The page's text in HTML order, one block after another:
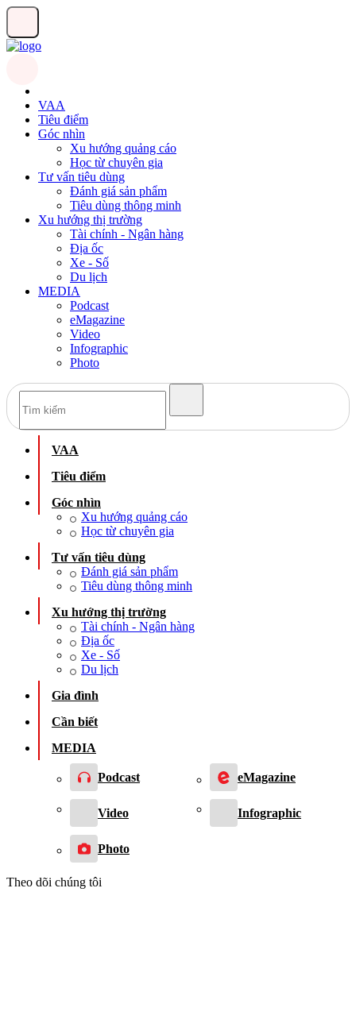
VAA
Tiêu điểm
Góc nhìn
Xu hướng quảng cáo
Học từ chuyên gia
Tư vấn tiêu dùng
Đánh giá sản phẩm
Tiêu dùng thông minh
Xu hướng thị trường
Tài chính - Ngân hàng
Địa ốc
Xe - Số
Du lịch
MEDIA
Podcast
eMagazine
Video
Infographic
Photo
VAA
Tiêu điểm
Góc nhìn
Xu hướng quảng cáo
Học từ chuyên gia
Tư vấn tiêu dùng
Đánh giá sản phẩm
Tiêu dùng thông minh
Xu hướng thị trường
Tài chính - Ngân hàng
Địa ốc
Xe - Số
Du lịch
Gia đình
Cần biết
MEDIA
Podcast eMagazine
Video Infographic
Photo
Theo dõi chúng tôi